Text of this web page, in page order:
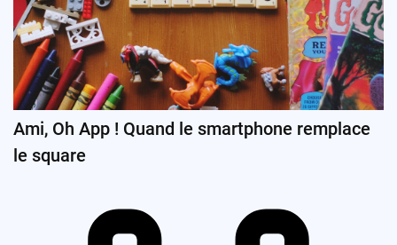
Ami, Oh App ! Quand le smartphone remplace
le square